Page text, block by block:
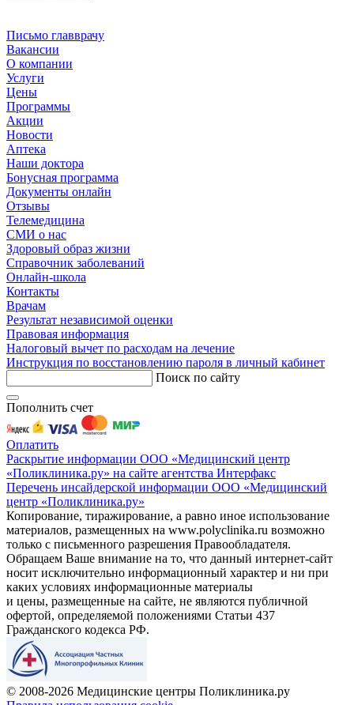
Письмо главврачу
Вакансии
О компании
Услуги
Цены
Программы
Акции
Новости
Аптека
Наши доктора
Бонусная программа
Документы онлайн
Отзывы
Телемедицина
СМИ о нас
Здоровый образ жизни
Справочник заболеваний
Онлайн-школа
Контакты
Врачам
Результат независимой оценки
Правовая информация
Налоговый вычет по расходам на лечение
Инструкция по восстановлению пароля в личный кабинет
Поиск по сайту
Пополнить счет
Оплатить
Раскрытие информации ООО «Медицинский центр
«Поликлиника.ру» на сайте агентства Интерфакс
Перечень инсайдерской информации ООО «Медицинский
центр «Поликлиника.ру»
Копирование, тиражирование, а равно иное использование
материалов, размещенных на www.polyclinika.ru возможно
только с письменного разрешения Правообладателя.
Обращаем Ваше внимание на то, что данный интернет-сайт
носит исключительно информационный характер и ни при
каких условиях информационные материалы
и цены, размещенные на сайте, не являются публичной
офертой, определяемой положениями Статьи 437
Гражданского кодекса РФ.
© 2008-2026 Медицинские центры Поликлиника.ру